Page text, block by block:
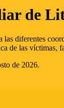
de
diferentes
de las
de 2026.